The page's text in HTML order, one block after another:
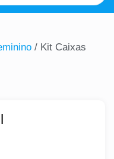
/ Kit Caixas